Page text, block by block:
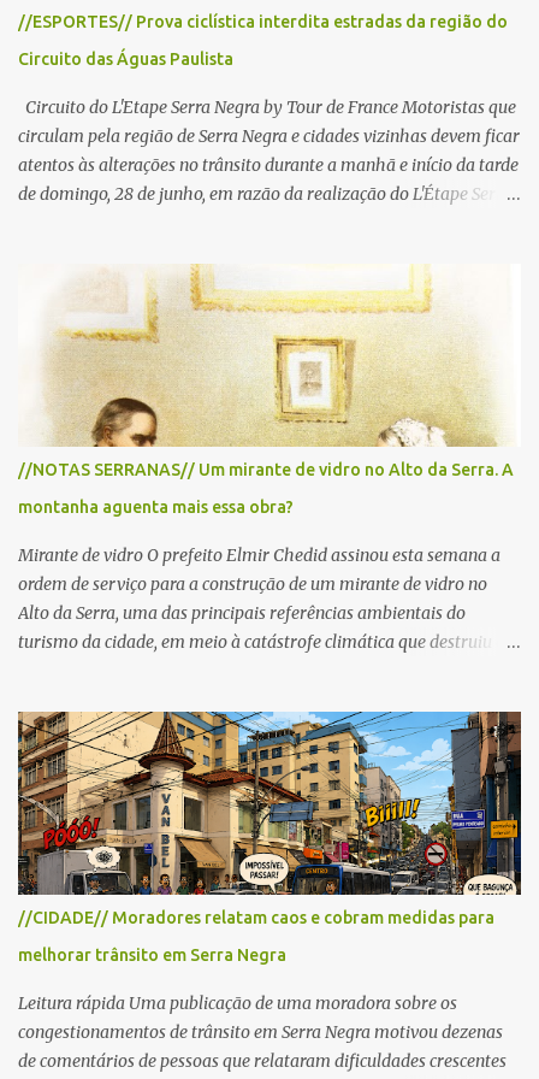
//ESPORTES// Prova ciclística interdita estradas da região do
Circuito das Águas Paulista
Circuito do L'Etape Serra Negra by Tour de France Motoristas que
circulam pela região de Serra Negra e cidades vizinhas devem ficar
atentos às alterações no trânsito durante a manhã e início da tarde
de domingo, 28 de junho, em razão da realização do L'Étape Serra
reunirá atletas de diferentes regiões do país e terá percursos
passando pelos municípios de Serra Negra, Amparo, Monte Alegre
do Sul, Lindoia e Socorro. Para garantir a segurança dos
participantes e do público, diversos trechos de rodovias e estradas
da região serão interditados temporariamente ao longo da prova.
A largada será na Rua Coronel Pedro Penteado, em Serra Negra,
para cerca de 2.000 ciclistas, às 6h30. De acordo com o
cronograma da organização e de todas as prefeituras envolvidas,
as interdições ocorrerão de forma programada e os trechos serão
//NOTAS SERRANAS// Um mirante de vidro no Alto da Serra. A
montanha aguenta mais essa obra?
Mirante de vidro O prefeito Elmir Chedid assinou esta semana a
ordem de serviço para a construção de um mirante de vidro no
Alto da Serra, uma das principais referências ambientais do
turismo da cidade, em meio à catástrofe climática que destruiu o
ambiental nas políticas públicas. Preservação permanente O Alto
da Serra está localizado em uma das Áreas de Preservação
Permanente no município, chamadas de APP no Código Florestal
Brasileiro, Lei nº 12.651/12. As APPS são protegidas com a função
ambiental de preservar os recursos hídricos, a paisagem, a
proteção do solo e a biodiversidade para assegurar a qualidade de
vida da população. No local já estão instaladas torres de
transmissão de televisão e telefonia celular, contêineres de uso
comercial, sanitário público, pequenas construções e uma rampa
obra? Im...
//CIDADE// Moradores relatam caos e cobram medidas para
melhorar trânsito em Serra Negra
Leitura rápida Uma publicação de uma moradora sobre os
congestionamentos de trânsito em Serra Negra motivou dezenas
de comentários de pessoas que relataram dificuldades crescentes